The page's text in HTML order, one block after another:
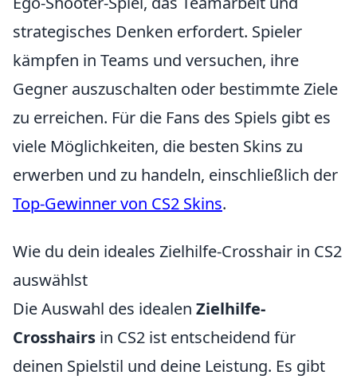
strategisches Denken erfordert. Spieler
kämpfen in Teams und versuchen, ihre
Gegner auszuschalten oder bestimmte Ziele
zu erreichen. Für die Fans des Spiels gibt es
viele Möglichkeiten, die besten Skins zu
erwerben und zu handeln, einschließlich der
Top-Gewinner von CS2 Skins.
Wie du dein ideales Zielhilfe-Crosshair in CS2
auswählst
Die Auswahl des idealen Zielhilfe-
Crosshairs in CS2 ist entscheidend für
deinen Spielstil und deine Leistung. Es gibt